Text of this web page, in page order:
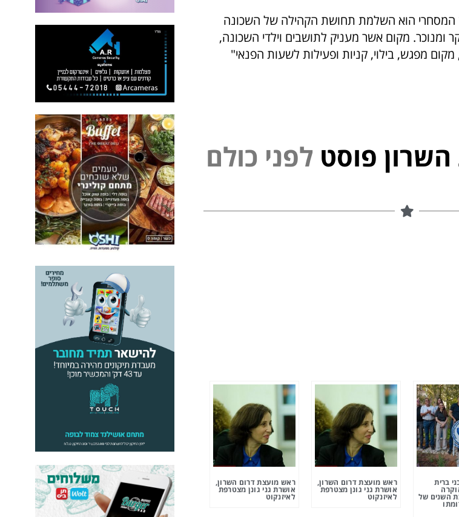
המסחרי הוא השלמת תחושת הקהילה של השכונה
ומנוכר. מקום אשר מעניק לתושבים וילדי השכונה,
מקום מפגש, בילוי, קניות ופעילות לשעות הפנאי"
פוסט לפני כולם
ברית
השנים של
ראש מועצת דרום השרון,
אושרת גני גונן מצטרפת
לאיזנקוט
ראש מועצת דרום השרון,
אושרת גני גונן מצטרפת
לאיזנקוט